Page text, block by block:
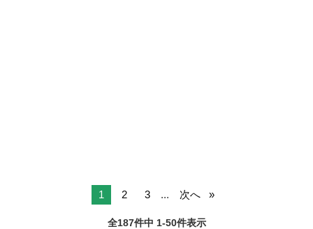
1 2 3 ... 次へ
全187件中 1-50件表示